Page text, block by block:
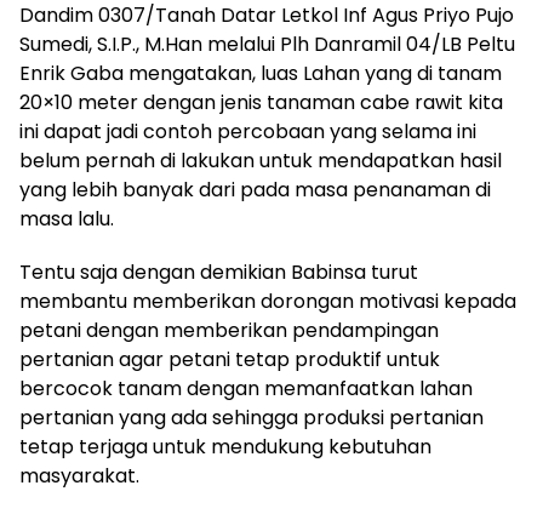
Dandim 0307/Tanah Datar Letkol Inf Agus Priyo Pujo
Sumedi, S.I.P., M.Han melalui Plh Danramil 04/LB Peltu
Enrik Gaba mengatakan, luas Lahan yang di tanam
20×10 meter dengan jenis tanaman cabe rawit kita
ini dapat jadi contoh percobaan yang selama ini
belum pernah di lakukan untuk mendapatkan hasil
yang lebih banyak dari pada masa penanaman di
masa lalu.
Tentu saja dengan demikian Babinsa turut
membantu memberikan dorongan motivasi kepada
petani dengan memberikan pendampingan
pertanian agar petani tetap produktif untuk
bercocok tanam dengan memanfaatkan lahan
pertanian yang ada sehingga produksi pertanian
tetap terjaga untuk mendukung kebutuhan
masyarakat.